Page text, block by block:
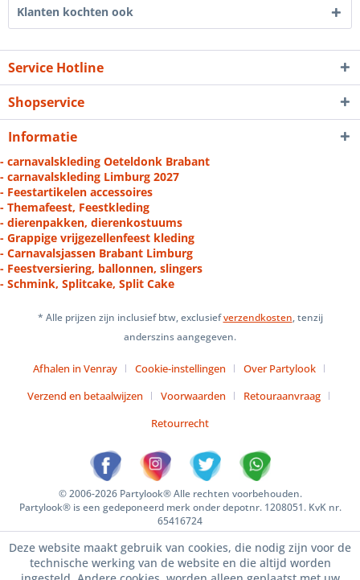
Klanten kochten ook
Service Hotline
Shopservice
Informatie
- carnavalskleding Oeteldonk Brabant
- carnavalskleding Limburg 2027
- Feestartikelen accessoires
- Themafeest, Feestkleding
- dierenpakken, dierenkostuums
- Grappige vrijgezellenfeest kleding
- Carnavalsjassen Brabant Limburg
- Feestversiering, ballonnen, slingers
- Schmink, Splitcake, Split Cake
* Alle prijzen zijn inclusief btw, exclusiefverzendkosten, tenzij
anderszins aangegeven.
Afhalen in Venray Cookie-instellingen
Over Partylook
Verzend en betaalwijzen
Voorwaarden
Retouraanvraag
Retourrecht
© 2006-2026 Partylook® Alle rechten voorbehouden.
Partylook® is een gedeponeerd merk onder depotnr. 1208051. KvK nr.
65416724
Deze website maakt gebruik van cookies, die nodig zijn voor de
technische werking van de website en die altijd worden